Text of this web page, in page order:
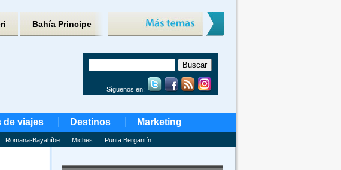
Bahía Principe
Síguenos en:
de viajes Destinos Marketing
Romana-Bayahíbe Miches Punta Bergantín